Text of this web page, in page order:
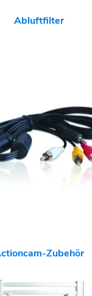
Abluftfilter
Zubehör